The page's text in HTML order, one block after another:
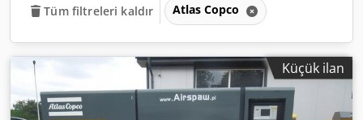
Tüm filtreleri kaldır Atlas Copco
Küçük ilan